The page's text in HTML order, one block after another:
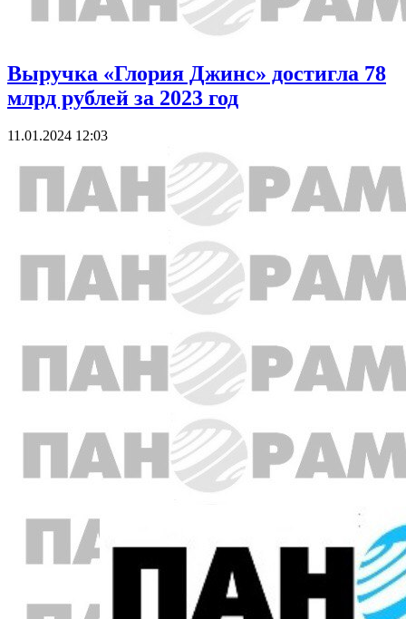
Выручка «Глория Джинс» достигла 78
млрд рублей за 2023 год
11.01.2024 12:03